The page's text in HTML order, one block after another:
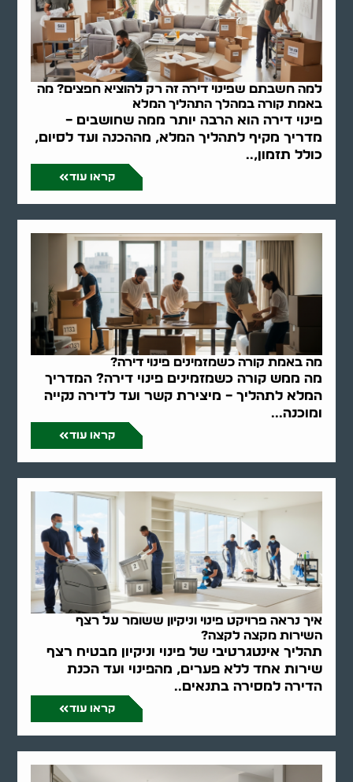
למה חשבתם שפינוי דירה זה רק להוציא חפצים? מה
באמת קורה במהלך התהליך המלא
פינוי דירה הוא הרבה יותר ממה שחושבים –
מדריך מקיף לתהליך המלא, מההכנה ועד לסיום,
כולל תזמון,..
קראו עוד
מה באמת קורה כשמזמינים פינוי דירה?
מה ממש קורה כשמזמינים פינוי דירה? המדריך
המלא לתהליך – מיצירת קשר ועד לדירה נקייה
ומוכנה...
קראו עוד
איך נראה פרויקט פינוי וניקיון ששומר על רצף
השירות מקצה לקצה?
תהליך אינטגרטיבי של פינוי וניקיון מבטיח רצף
שירות אחד ללא פערים, מהפינוי ועד הכנת
הדירה למסירה בתנאים..
קראו עוד